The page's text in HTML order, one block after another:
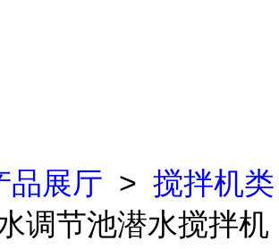
品展厅 > 搅拌机类
调节池潜水搅拌机